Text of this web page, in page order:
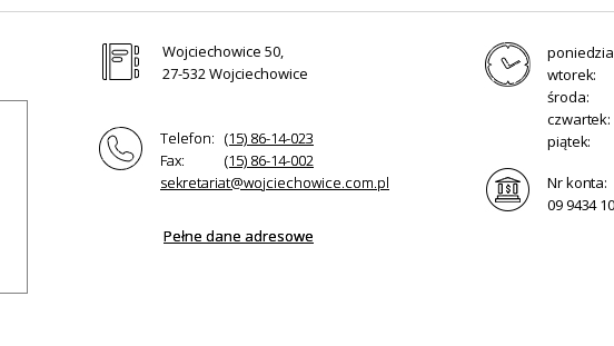
Wojciechowice 50,
27-532 Wojciechowice
Telefon: (15) 86-14-023
Fax:
(15) 86-14-002
sekretariat@wojciechowice.com.pl
Pełne dane adresowe
wtorek:
środa:
czwartek:
piątek:
Nr konta:
09 9434